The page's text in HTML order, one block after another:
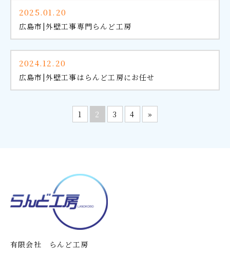
2025.01.20
広島市|外壁工事専門らんど工房
2024.12.20
広島市|外壁工事はらんど工房にお任せ
1 2 3 4 »
有限会社 らんど工房